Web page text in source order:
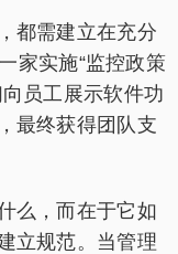
都需建立在充分
家实施“监控政策
员工展示软件功
最终获得团队支
么，而在于它如
立规范。当管理